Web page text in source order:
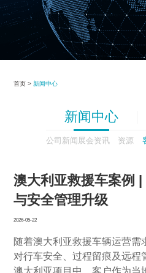
首页 > 新闻中心
新闻中心
公司新闻 展会资讯 资源
澳大利亚救援车案例
与安全管理升级
2026-05-22
随着澳大利亚救援车辆运营需
对行车安全、过程留痕及远程